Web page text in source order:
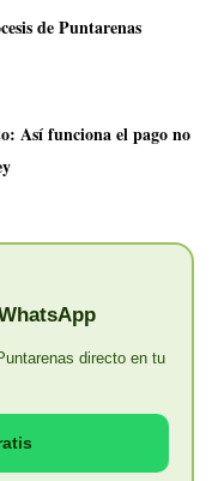
de Puntarenas
Así funciona el pago no
directo en tu